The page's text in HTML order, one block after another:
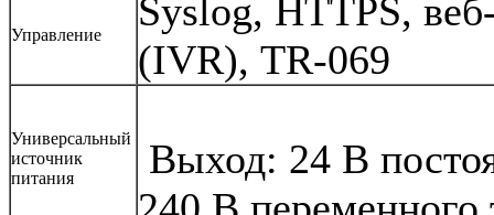
Управление
Syslog, HTTPS,
(IVR), TR-069
Универсальный
источник
питания
Выход: 24 В